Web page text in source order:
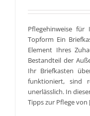
Pflegehinweise
Topform Ein
Element Ihres
Bestandteil der
Ihr Briefkasten
funktioniert, sind
unerlässlich. In
Tipps zur Pflege von